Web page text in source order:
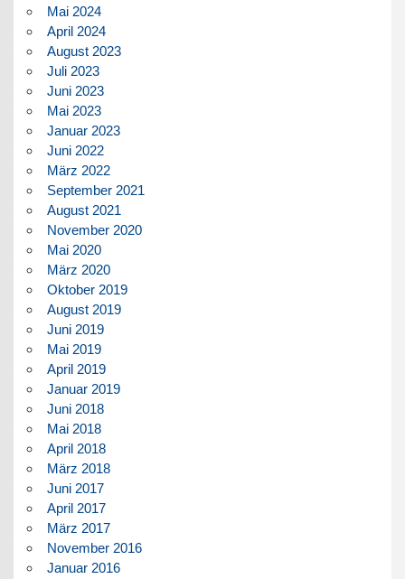
Mai 2024
April 2024
August 2023
Juli 2023
Juni 2023
Mai 2023
Januar 2023
Juni 2022
März 2022
September 2021
August 2021
November 2020
Mai 2020
März 2020
Oktober 2019
August 2019
Juni 2019
Mai 2019
April 2019
Januar 2019
Juni 2018
Mai 2018
April 2018
März 2018
Juni 2017
April 2017
März 2017
November 2016
Januar 2016